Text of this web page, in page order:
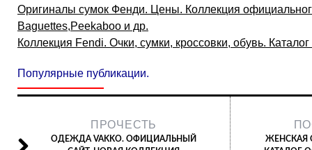
Оригиналы сумок Фенди. Цены. Коллекция
Baguettes,Peekaboo и др.
Коллекция Fendi. Очки, сумки, кроссовки, обувь.
Популярные публикации.
ПРОЧЕСТЬ
ОДЕЖДА VAKKO. ОФИЦИАЛЬНЫЙ
ЖЕНСКАЯ